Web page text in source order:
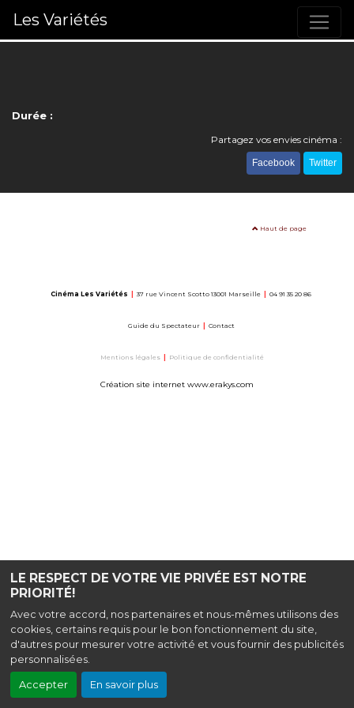
LE RESPECT DE VOTRE VIE PRIVÉE EST NOTRE
PRIORITÉ!
Avec votre accord, nos partenaires et nous-mêmes utilisons des
cookies, certains requis pour le bon fonctionnement du site,
d'autres pour mesurer votre activité et vous fournir des publicités
personnalisées.
Accepter En savoir plus
Les Variétés
Durée :
Partagez vos envies cinéma :
Facebook Twitter
Haut de page
Cinéma Les Variétés 37 rue Vincent Scotto 13001 Marseille 04 91 35 20 86
Guide du Spectateur Contact
Mentions légales Politique de confidentialité
Création site internet www.erakys.com